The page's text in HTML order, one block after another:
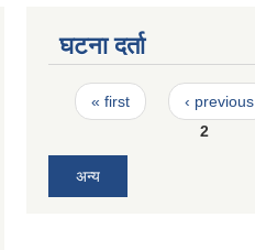
घटना दर्ता
Pages
« first ‹ previous
2
अन्य